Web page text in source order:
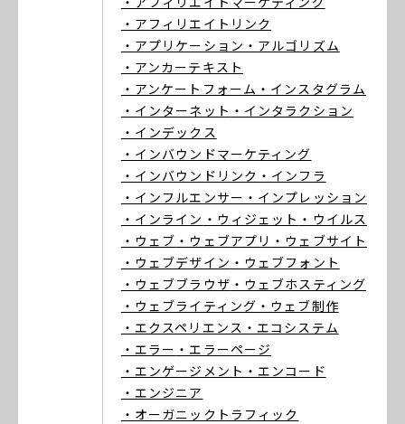
・アフィリエイトリンク
・アプリケーション ・アルゴリズム
・アンカーテキスト
・アンケートフォーム ・インスタグラム
・インターネット ・インタラクション
・インデックス
・インバウンドマーケティング
・インバウンドリンク ・インフラ
・インフルエンサー ・インプレッション
・インライン ・ウィジェット ・ウイルス
・ウェブ ・ウェブアプリ ・ウェブサイト
・ウェブデザイン ・ウェブフォント
・ウェブブラウザ ・ウェブホスティング
・ウェブライティング ・ウェブ制作
・エクスペリエンス ・エコシステム
・エラー ・エラーページ
・エンゲージメント ・エンコード
・エンジニア
・オーガニックトラフィック